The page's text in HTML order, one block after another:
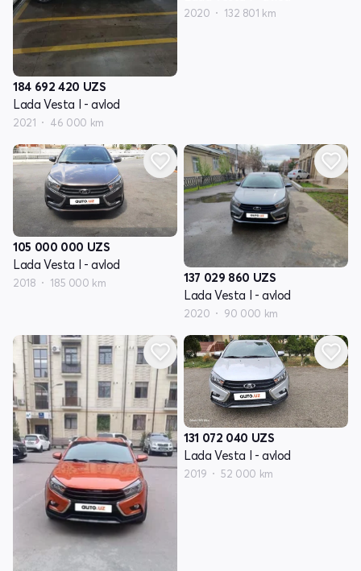
184 692 420 UZS
Lada Vesta I - avlod
2021 46 000 km
2020 132 801 km
105 000 000 UZS
Lada Vesta I - avlod
2018 185 000 km 137 029 860 UZS
Lada Vesta I - avlod
2020 90 000 km
131 072 040 UZS
Lada Vesta I - avlod
2019 52 000 km